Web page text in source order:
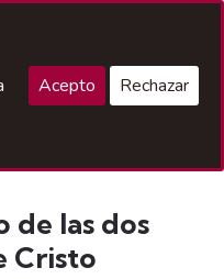
de las dos
Cristo
Acepto Rechazar